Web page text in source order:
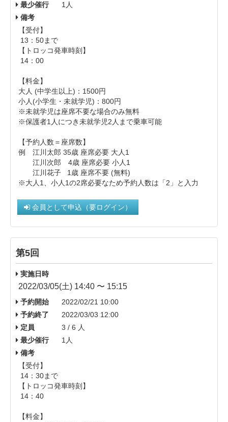
最少催行
1人
備考
【受付】
13：50まで
【トロッコ発車時刻】
14：00
【料金】
大人 (中学生以上)： 1500円
小人(小学生・未就学児)：800円
※未就学児は座席不要な場合のみ無料
※保護者1人につき未就学児2人まで乗車可能
【予約人数＝座席数】
例 江川太郎 35歳 座席必要 大人1
江川次郎 4歳 座席必要 小人1
江川花子 1歳 座席不要 (無料)
※大人1、小人1の2席必要なため予約人数は「2」と入力
会員として申込（要ログイン）
第5回
実施日時
2022/03/05(土) 14:40 〜 15:15
予約開始
2022/02/21 10:00
予約終了
2022/03/03 12:00
定員
3 / 6 人
最少催行
1人
備考
【受付】
14：30まで
【トロッコ発車時刻】
14：40
【料金】